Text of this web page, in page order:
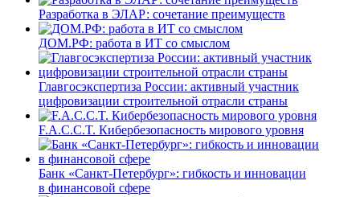
Разработка в ЭЛАР: сочетание преимуществ
ДОМ.РФ: работа в ИТ со смыслом
Главгосэкспертиза России: активный участник
цифровизации строительной отрасли страны
F.A.C.C.T. Кибербезопасность мирового уровня
Банк «Санкт-Петербург»: гибкость и инновации
в финансовой сфере